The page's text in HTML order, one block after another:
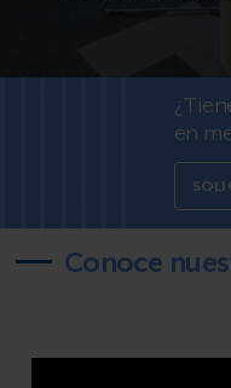
en
Conoce